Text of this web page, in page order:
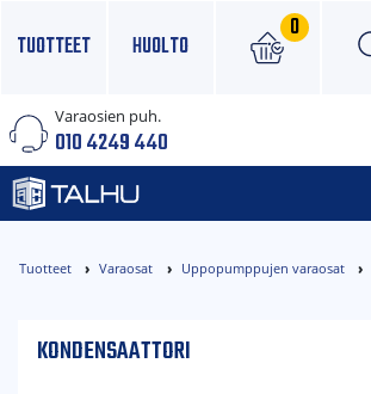
TUOTTEET HUOLTO
0
Varaosien puh.
010 4249 440
Tuotteet Varaosat Uppopumppujen varaosat
KONDENSAATTORI